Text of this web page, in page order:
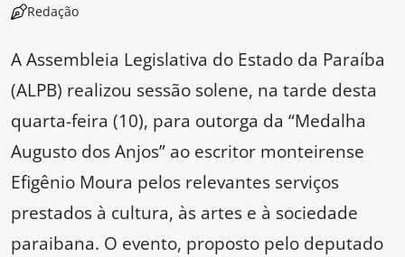
Redação
A Assembleia Legislativa do Estado da Paraíba
(ALPB) realizou sessão solene, na tarde desta
quarta-feira (10), para outorga da “Medalha
Augusto dos Anjos” ao escritor monteirense
Efigênio Moura pelos relevantes serviços
prestados à cultura, às artes e à sociedade
paraibana. O evento, proposto pelo deputado